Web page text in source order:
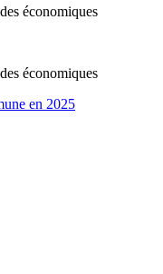
économiques
économiques
en 2025